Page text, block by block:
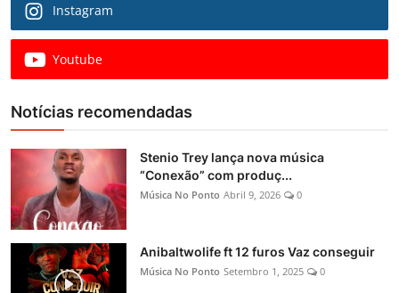
Instagram
Youtube
Notícias recomendadas
Stenio Trey lança nova música
“Conexão” com produç...
Música No Ponto Abril 9, 2026 0
Anibaltwolife ft 12 furos Vaz conseguir
Música No Ponto Setembro 1, 2025 0